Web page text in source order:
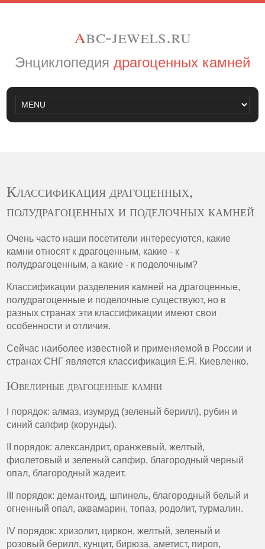
abc-jewels.ru
Энциклопедия драгоценных камней
Классификация драгоценных,
полудрагоценных и поделочных камней
Очень часто наши посетители интересуются, какие
камни относят к драгоценным, какие - к
полудрагоценным, а какие - к поделочным?
Классификации разделения камней на драгоценные,
полудрагоценные и поделочные существуют, но в
разных странах эти классификации имеют свои
особенности и отличия.
Сейчас наиболее известной и применяемой в России и
странах СНГ является классификация Е.Я. Киевленко.
Ювелирные драгоценные камни
I порядок: алмаз, изумруд (зеленый берилл), рубин и
синий сапфир (корунды).
II порядок: александрит, оранжевый, желтый,
фиолетовый и зеленый сапфир, благородный черный
опал, благородный жадеит.
III порядок: демантоид, шпинель, благородный белый и
огненный опал, аквамарин, топаз, родолит, турмалин.
IV порядок: хризолит, циркон, желтый, зеленый и
розовый берилл, кунцит, бирюза, аметист, пироп,